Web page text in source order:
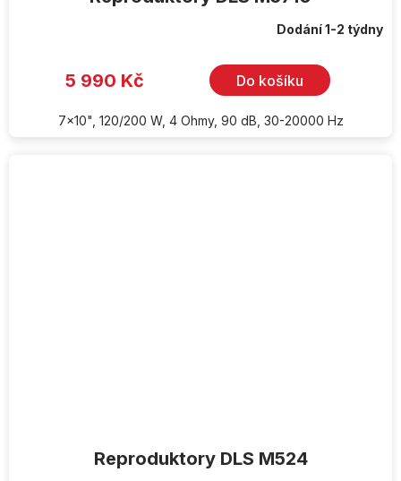
Dodání 1-2 týdny
5 990 Kč Do košíku
7x10", 120/200 W, 4 Ohmy, 90 dB, 30-20000 Hz
Reproduktory DLS M524